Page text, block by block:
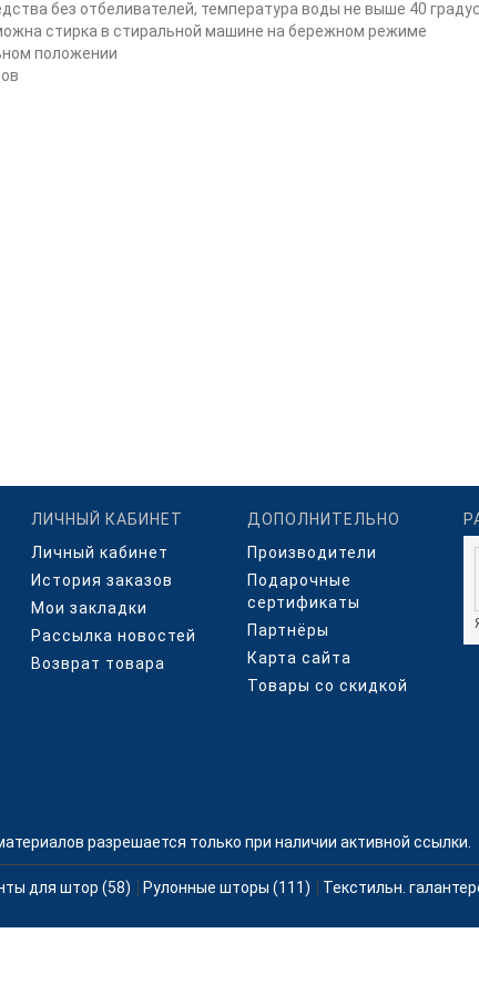
без отбеливателей, температура воды не выше 40
стирка в стиральной машине на бережном режиме
положении
ЛИЧНЫЙ КАБИНЕТ
Личный кабинет
История заказов
Мои закладки
Рассылка новостей
Возврат товара
ДОПОЛНИТЕЛЬНО
Производители
Подарочные
сертификаты
Партнёры
Карта сайта
Товары со скидкой
разрешается только при наличии активной ссылки.
для штор (58) Рулонные шторы (111)
Текстильн.